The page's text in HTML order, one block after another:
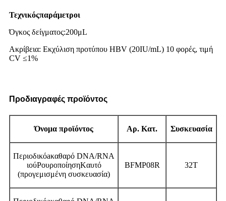
Τεχνικόςπαράμετροι
Όγκος δείγματος:200μL
Ακρίβεια: Εκχύλιση προτύπου HBV (20IU/mL) 10 φορές, τιμή
CV ≤1%
Προδιαγραφές προϊόντος
Όνομα προϊόντος Αρ. Κατ. Συσκευασία
Περιοδικόaκαθαρό DNA/RNA
ιούPουροποίησηKαυτό
(προγεμισμένη συσκευασία)
BFMP08R 32T